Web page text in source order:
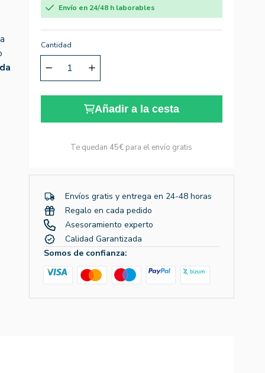
Envío en 24/48 h laborables
Cantidad
Añadir a la cesta
Te quedan 45€ para el envío gratis
Envíos gratis y entrega en 24-48 horas
Regalo en cada pedido
Asesoramiento experto
Calidad Garantizada
Somos de confianza: